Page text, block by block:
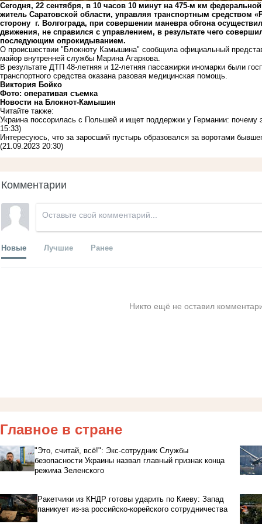
Сегодня, 22 сентября, в 10 часов 10 минут на 475-м км
житель Саратовской области, управляя транспортным средством
сторону г. Волгограда, при совершении маневра обгона
движения, не справился с управлением, в результате чего
последующим опрокидыванием.
О происшествии "Блокноту Камышина" сообщила официальный
майор внутренней службы Марина Агаркова.
В результате ДТП 48-летняя и 12-летняя пассажирки иномарки были
транспортного средства оказана разовая медицинская помощь.
Виктория Бойко
Фото: оперативая съемка
Новости на Блoкнoт-Камышин
Читайте также:
Украина поссорилась с Польшей и ищет поддержки у Германии:
15:33)
Интересуюсь, что за заросший пустырь образовался за воротами
(21.09.2023 20:30)
Комментарии
Новые Лучшие Ранее
Никто ещё не оставил
Главное в стране
"Это, считай, всё!": Экс-сотрудник Службы
безопасности Украины назвал главный признак конца
режима Зеленского
Ракетчики из КНДР готовы ударить по Киеву: Запад
паникует из-за российско-корейского сотрудничества